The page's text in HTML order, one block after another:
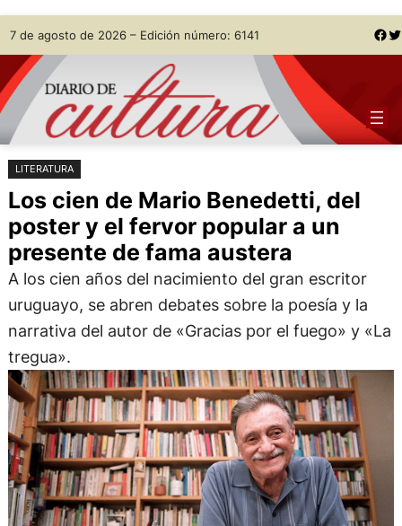
Saltar
al
contenido
Skip
to
content
7 de agosto de 2026 – Edición número: 6141 Facebook Twitter
LITERATURA
Los cien de Mario Benedetti, del
poster y el fervor popular a un
presente de fama austera
A los cien años del nacimiento del gran escritor
uruguayo, se abren debates sobre la poesía y la
narrativa del autor de «Gracias por el fuego» y «La
tregua».